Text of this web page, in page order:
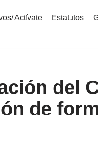
Actívate Estatutos
del
de